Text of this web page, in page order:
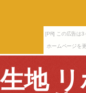
[PR] この広告は3
ホームページを
生地